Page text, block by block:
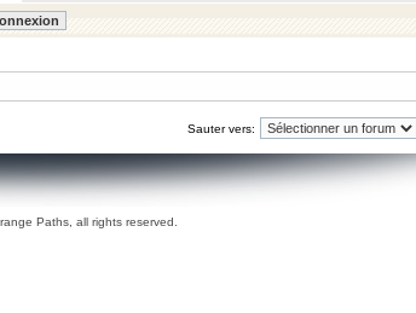
Sauter vers:
Paths, all rights reserved.